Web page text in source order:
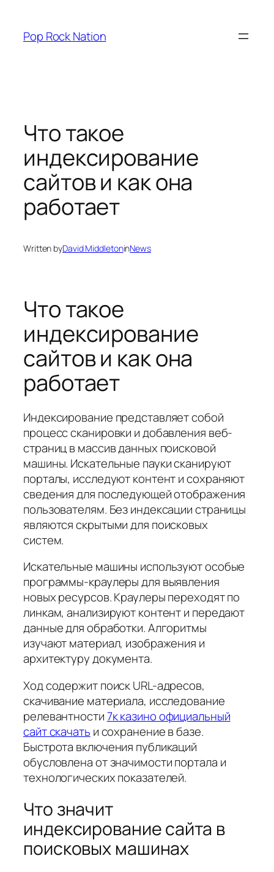
content
Pop Rock Nation
Что такое
индексирование
сайтов и как она
работает
Written byDavid MiddletoninNews
Что такое
индексирование
сайтов и как она
работает
Индексирование представляет собой
процесс сканировки и добавления веб-
страниц в массив данных поисковой
машины. Искательные пауки сканируют
порталы, исследуют контент и сохраняют
сведения для последующей отображения
пользователям. Без индексации страницы
являются скрытыми для поисковых
систем.
Искательные машины используют особые
программы-краулеры для выявления
новых ресурсов. Краулеры переходят по
линкам, анализируют контент и передают
данные для обработки. Алгоритмы
изучают материал, изображения и
архитектуру документа.
Ход содержит поиск URL-адресов,
скачивание материала, исследование
релевантности7к казино официальный
сайт скачать и сохранение в базе.
Быстрота включения публикаций
обусловлена от значимости портала и
технологических показателей.
Что значит
индексирование сайта в
поисковых машинах